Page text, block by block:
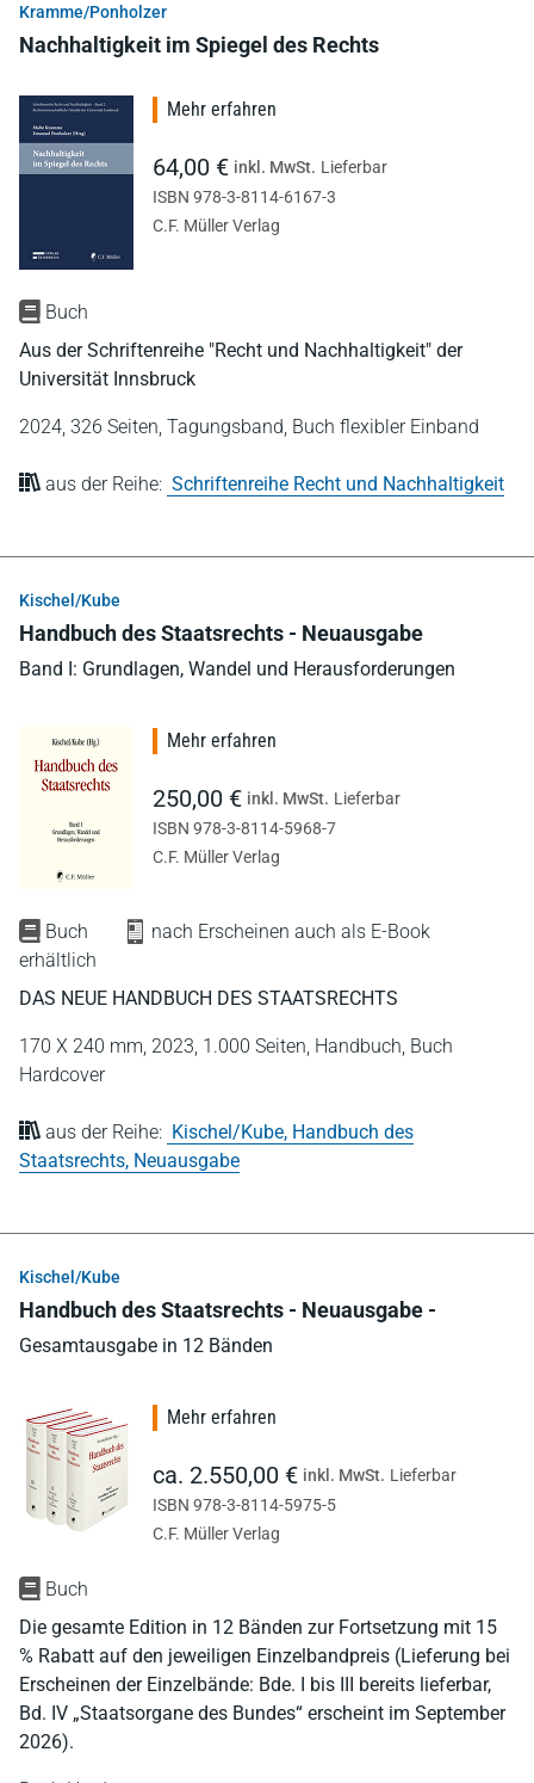
Kramme/Ponholzer
Nachhaltigkeit im Spiegel des Rechts
Buch
Aus der Schriftenreihe "Recht und Nachhaltigkeit" der
Universität Innsbruck
2024, 326 Seiten, Tagungsband, Buch flexibler Einband
aus der Reihe: Schriftenreihe Recht und Nachhaltigkeit
Mehr erfahren
64,00 € inkl. MwSt. Lieferbar
ISBN 978-3-8114-6167-3
C.F. Müller Verlag
Kischel/Kube
Handbuch des Staatsrechts - Neuausgabe
Band I: Grundlagen, Wandel und Herausforderungen
Buch
nach Erscheinen auch als E-Book
erhältlich
DAS NEUE HANDBUCH DES STAATSRECHTS
170 X 240 mm, 2023, 1.000 Seiten, Handbuch, Buch
Hardcover
aus der Reihe: Kischel/Kube, Handbuch des
Staatsrechts, Neuausgabe
Mehr erfahren
250,00 € inkl. MwSt. Lieferbar
ISBN 978-3-8114-5968-7
C.F. Müller Verlag
Kischel/Kube
Handbuch des Staatsrechts - Neuausgabe -
Gesamtausgabe in 12 Bänden
Buch
Die gesamte Edition in 12 Bänden zur Fortsetzung mit 15
% Rabatt auf den jeweiligen Einzelbandpreis (Lieferung bei
Erscheinen der Einzelbände: Bde. I bis III bereits lieferbar,
Bd. IV „Staatsorgane des Bundes“ erscheint im September
2026).
Mehr erfahren
ca. 2.550,00 € inkl. MwSt. Lieferbar
ISBN 978-3-8114-5975-5
C.F. Müller Verlag